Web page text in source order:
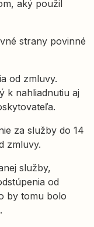
aký použil
strany povinné
od zmluvy.
k nahliadnutiu aj
za služby do 14
zmluvy.
služby,
od
by tomu bolo